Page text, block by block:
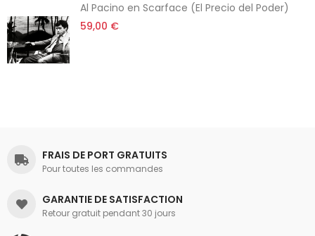
Al Pacino en Scarface (El Precio del Poder)
59,00 €
FRAIS DE PORT GRATUITS
Pour toutes les commandes
GARANTIE DE SATISFACTION
Retour gratuit pendant 30 jours